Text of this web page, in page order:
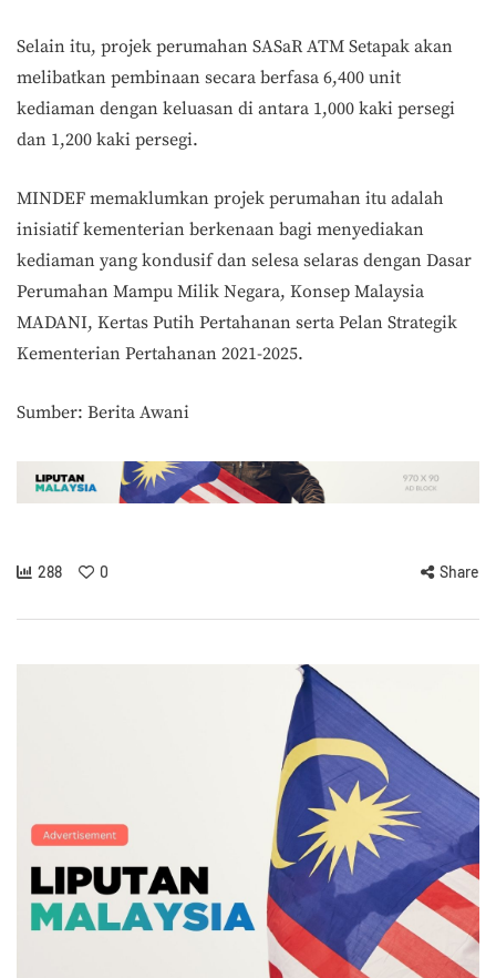
Selain itu, projek perumahan SASaR ATM Setapak akan
melibatkan pembinaan secara berfasa 6,400 unit
kediaman dengan keluasan di antara 1,000 kaki persegi
dan 1,200 kaki persegi.
MINDEF memaklumkan projek perumahan itu adalah
inisiatif kementerian berkenaan bagi menyediakan
kediaman yang kondusif dan selesa selaras dengan Dasar
Perumahan Mampu Milik Negara, Konsep Malaysia
MADANI, Kertas Putih Pertahanan serta Pelan Strategik
Kementerian Pertahanan 2021-2025.
Sumber: Berita Awani
288 0 Share